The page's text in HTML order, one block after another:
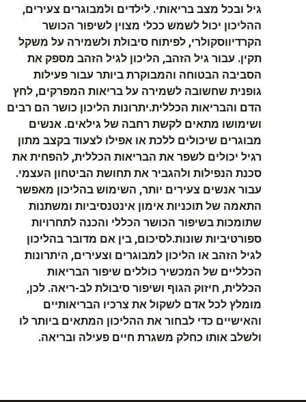
גיל ובכל מצב בריאותי. לילדים ולמבוגרים צעירים,
ההליכון יכול לשמש ככלי מצוין לשיפור הכושר
הקרדיווסקולרי, לפיתוח סיבולת ולשמירה על משקל
תקין. עבור גיל הזהב, הליכון לגיל הזהב מספק את
הסביבה הבטוחה והמבוקרת ביותר עבור פעילות
גופנית שחשובה לשמירה על בריאות המפרקים, לחץ
הדם והבריאות הכללית.יתרונות הליכון כושר הם רבים
ושימושו מתאים לקשת רחבה של גילאים. אנשים
מבוגרים שיכולים ללכת או אפילו לצעוד בקצב מתון
רגיל יכולים לשפר את הבריאות הכללית, להפחית את
סכנת הנפילות ולהגביר את תחושת הביטחון העצמי.
עבור אנשים צעירים יותר, השימוש בהליכון מאפשר
התאמה של תוכניות אימון אינטנסיביות ומשתנות
שתומכות בשיפור הכושר הכללי והכנה לתחרויות
ספורטיביות שונות.לסיכום, בין אם מדובר בהליכון
לגיל הזהב או הליכון למבוגרים וצעירים, היתרונות
הכלליים של המכשיר כוללים שיפור הבריאות
הכללית, חיזוק הגוף ושיפור סיבולת לב-ריאה. לכן,
מומלץ לכל אדם לשקול את צרכיו הבריאותיים
והאישיים כדי לבחור את ההליכון המתאים ביותר לו
ולשלב אותו כחלק משגרת חיים פעילה ובריאה.